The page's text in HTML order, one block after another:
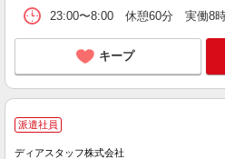
23:00〜8:00 休憩60分 実働8時
キープ
派遣社員
ディアスタッフ株式会社